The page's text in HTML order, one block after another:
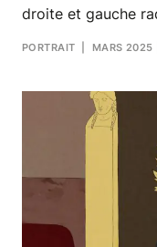
droite et gauche
PORTRAIT | MARS 2025